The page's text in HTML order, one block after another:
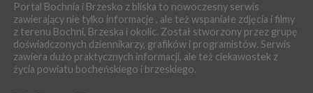
04 sierpnia 2026
MASZKIENICE. Pies pogryzł 3-letnią dziewczynkę. Śmigłowiec
zabrał dziecko do szpitala w Krakowie
PIELGRZYMKA 2026
04 sierpnia 2026
Z BOCHNI NA JASNĄ GÓRĘ. Pierwszy dzień wędrówki
Portal Bochnia i Brzesko z bliska to nowoczesny serwis
zawierający nie tylko informacje , ale też wspaniałe zdjęcia i filmy
z terenu Bochni, Brzeska i okolic. Został stworzony przez grupę
doświadczonych dziennikarzy, grafików i programistów. Serwis
zawiera dużo praktycznych informacji, ale też ciekawostek z
życia powiatu bocheńskiego i brzeskiego.